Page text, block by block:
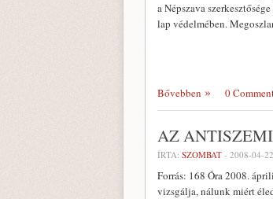
a Népszava
lap védelmében.
Bővebben 0
AZ
ÍRTA: SZOMBAT - 2008-04-22
Forrás: 168 Óra 2008.
vizsgálja, nálunk miért